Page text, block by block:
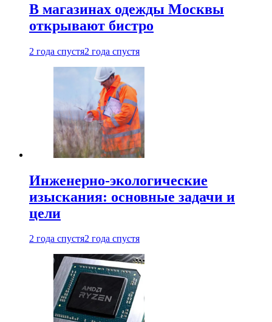
В магазинах одежды Москвы
открывают бистро
2 года спустя2 года спустя
Инженерно-экологические
изыскания: основные задачи и
цели
2 года спустя2 года спустя